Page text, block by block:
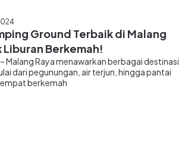
Ground Terbaik di Malang
Liburan Berkemah!
Malang Raya menawarkan berbagai destinasi
dari pegunungan, air terjun, hingga pantai
berkemah